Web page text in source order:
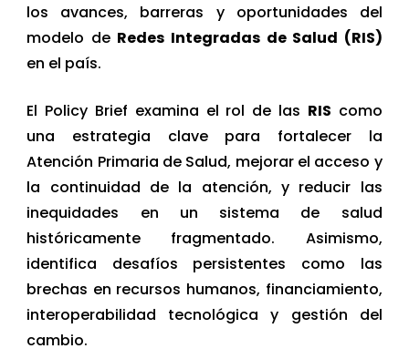
los avances, barreras y oportunidades del
modelo de Redes Integradas de Salud (RIS)
en el país.
El Policy Brief examina el rol de las RIS como
una estrategia clave para fortalecer la
Atención Primaria de Salud, mejorar el acceso y
la continuidad de la atención, y reducir las
inequidades en un sistema de salud
históricamente fragmentado. Asimismo,
identifica desafíos persistentes como las
brechas en recursos humanos, financiamiento,
interoperabilidad tecnológica y gestión del
cambio.